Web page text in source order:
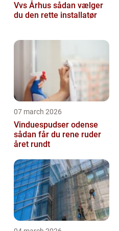
Vvs Århus sådan vælger
du den rette installatør
07 march 2026
Vinduespudser odense
sådan får du rene ruder
året rundt